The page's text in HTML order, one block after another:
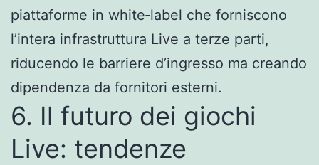
piattaforme in white‑label che forniscono
l’intera infrastruttura Live a terze parti,
riducendo le barriere d’ingresso ma creando
dipendenza da fornitori esterni.
6. Il futuro dei giochi
Live: tendenze